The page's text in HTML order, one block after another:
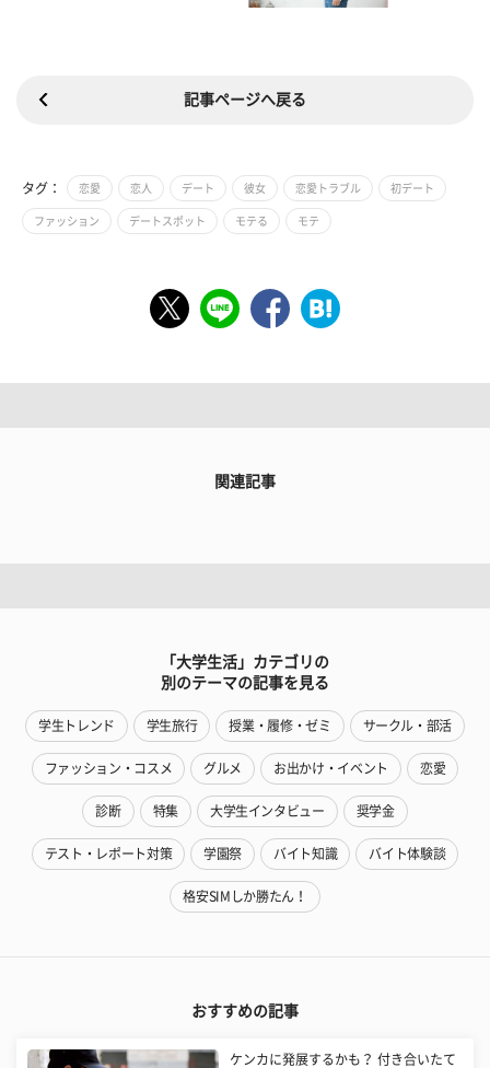
記事ページへ戻る
タグ： 恋愛 恋人 デート 彼女 恋愛トラブル 初デート
ファッション デートスポット モテる モテ
関連記事
「大学生活」カテゴリの
別のテーマの記事を見る
学生トレンド 学生旅行 授業・履修・ゼミ サークル・部活
ファッション・コスメ グルメ お出かけ・イベント 恋愛
診断 特集 大学生インタビュー 奨学金
テスト・レポート対策 学園祭 バイト知識 バイト体験談
格安SIMしか勝たん！
おすすめの記事
ケンカに発展するかも？ 付き合いたて